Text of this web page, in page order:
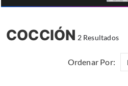
COCCIÓN 2 Resultados
Ordenar Por: